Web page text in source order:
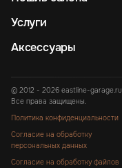
Услуги
Аксессуары
© 2012 - 2026 eastline-garage.ru
Все права защищены.
Политика конфиденциальности
Согласие на обработку
персональных данных
Согласие на обработку файлов